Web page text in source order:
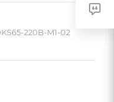
220B-M1-02